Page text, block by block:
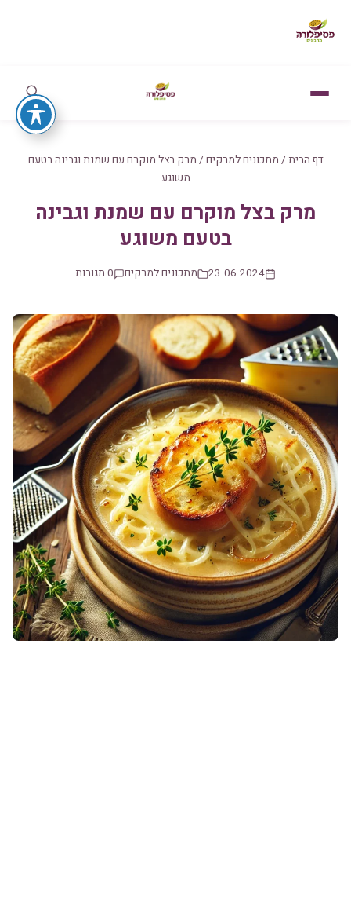
דף הבית / מתכונים למרקים / מרק בצל מוקרם עם שמנת וגבינה בטעם
משוגע
מרק בצל מוקרם עם שמנת וגבינה
בטעם משוגע
23.06.2024 מתכונים למרקים 0 תגובות